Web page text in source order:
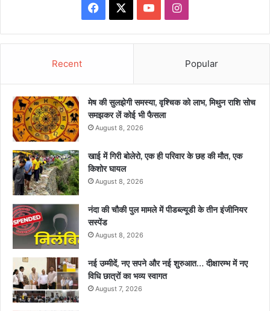
Facebook YouTubeInstagram
Recent Popular
मेष की सुलझेगी समस्या, वृश्चिक को लाभ, मिथुन राशि सोच
समझकर लें कोई भी फैसला
August 8, 2026
खाई में गिरी बोलेरो, एक ही परिवार के छह की मौत, एक
किशोर घायल
August 8, 2026
नंदा की चौकी पुल मामले में पीडब्ल्यूडी के तीन इंजीनियर
सस्पेंड
August 8, 2026
नई उम्मीदें, नए सपने और नई शुरुआत… दीक्षारम्भ में नए
विधि छात्रों का भव्य स्वागत
August 7, 2026